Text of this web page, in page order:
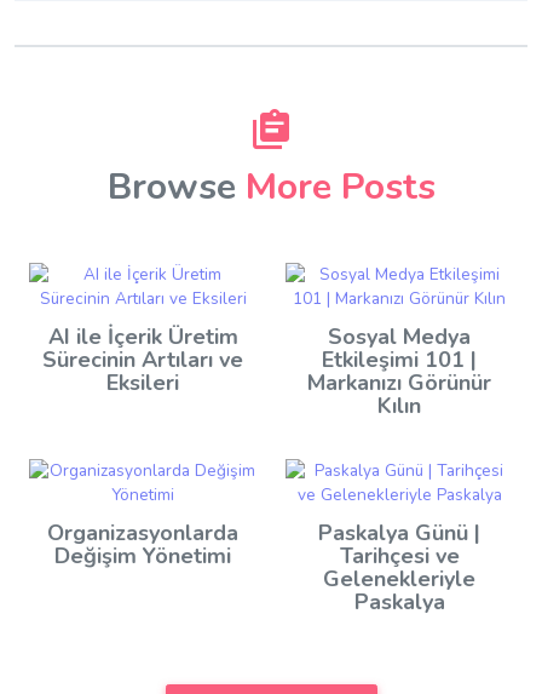
Browse More Posts
AI ile İçerik Üretim
Sürecinin Artıları ve
Eksileri
Sosyal Medya
Etkileşimi 101 |
Markanızı Görünür
Kılın
Organizasyonlarda
Değişim Yönetimi
Paskalya Günü |
Tarihçesi ve
Gelenekleriyle
Paskalya